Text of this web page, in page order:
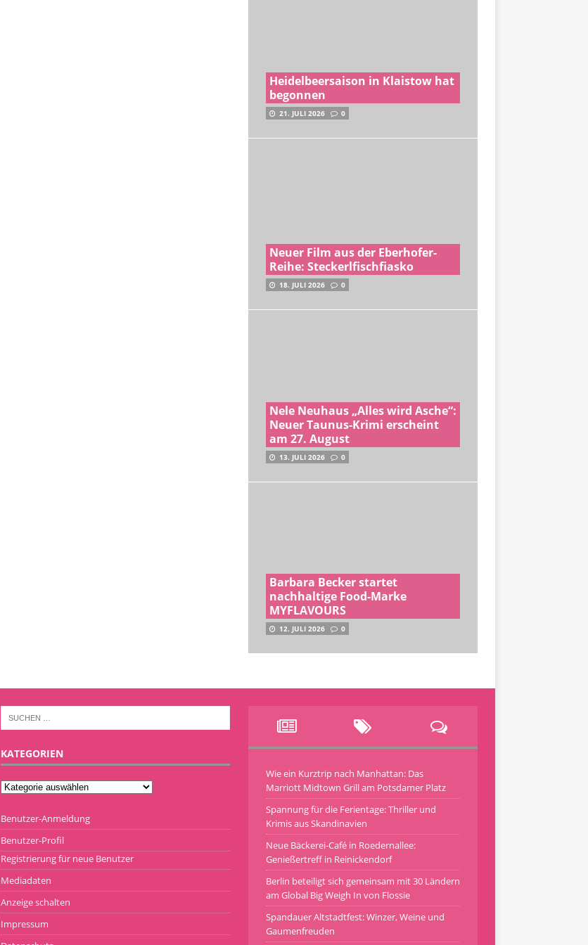
Heidelbeersaison in Klaistow hat
begonnen
21. JULI 2026 0
Neuer Film aus der Eberhofer-
Reihe: Steckerlfischfiasko
18. JULI 2026 0
Nele Neuhaus „Alles wird Asche“:
Neuer Taunus-Krimi erscheint
am 27. August
13. JULI 2026 0
Barbara Becker startet
nachhaltige Food-Marke
MYFLAVOURS
12. JULI 2026 0
KATEGORIEN
Benutzer-Anmeldung
Benutzer-Profil
Registrierung für neue Benutzer
Mediadaten
Anzeige schalten
Impressum
Wie ein Kurztrip nach Manhattan: Das
Marriott Midtown Grill am Potsdamer Platz
Spannung für die Ferientage: Thriller und
Krimis aus Skandinavien
Neue Bäckerei-Café in Roedernallee:
Genießertreff in Reinickendorf
Berlin beteiligt sich gemeinsam mit 30 Ländern
am Global Big Weigh In von Flossie
Spandauer Altstadtfest: Winzer, Weine und
Gaumenfreuden